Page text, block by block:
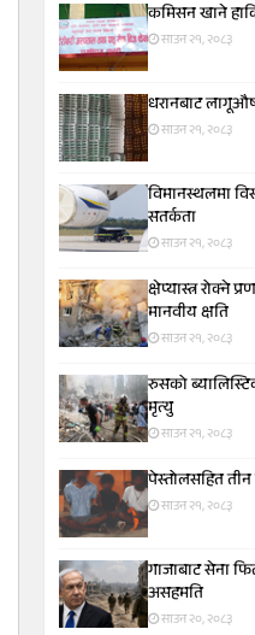
कमिसन खाने
साउन २१, २०८३
धरानबाट
साउन २१, २०८३
विमानस्थलमा
सतर्कता
साउन २१, २०८३
क्षेप्यास्त्र रोक्ने
मानवीय क्षति
साउन २१, २०८३
रुसको
मृत्यु
साउन २१, २०८३
पेस्तोलसहित तीन
साउन २१, २०८३
गाजाबाट सेना
असहमति
साउन २०, २०८३